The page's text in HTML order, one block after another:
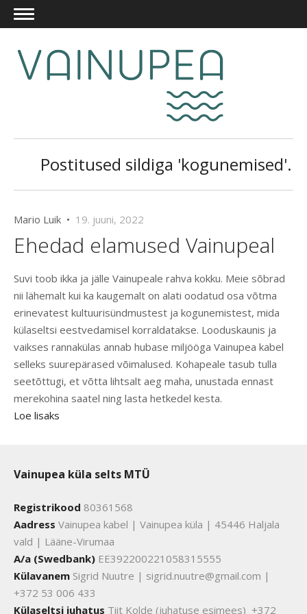
Postitused sildiga 'kogunemised'.
Mario Luik • 19. juuni, 2022
Ehedad elamused Vainupeal
Suvi toob ikka ja jälle Vainupeale rahva kokku. Meie sõbrad
nii lähemalt kui ka kaugemalt on alati oodatud osa võtma
erinevatest kultuurisündmustest ja kogunemistest, mida
külaseltsi eestvedamisel korraldatakse. Looduskaunis ja
vaikses rannakülas annab hubase miljööga Vainupea kabel
selleks suurepärased võimalused. Kohapeale tasub tulla
seetõttugi, et võtta lihtsalt aeg maha, unustada ennast
merekohina saatel ning lasta hetkedel kesta.
Loe lisaks
Vainupea küla selts MTÜ
Registrikood 80361568
Aadress Vainupea kabel | Vainupea küla | 45446 Haljala
vald | Lääne-Virumaa
A/a (Swedbank) EE392200221058315555
Külavanem Sigrid Nuutre | sigrid.nuutre@gmail.com |
+372 53 006 433
Külaseltsi juhatus Tiit Kolde (juhatuse esimees) +372